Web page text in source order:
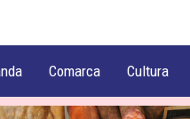
Comarca Cultura